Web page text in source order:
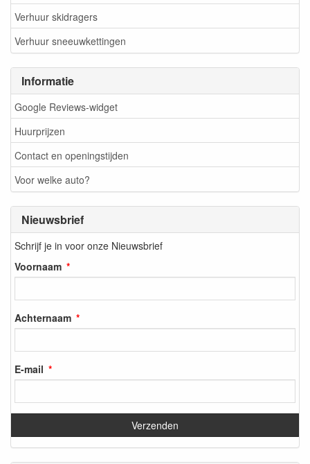
Verhuur skidragers
Verhuur sneeuwkettingen
Informatie
Google Reviews-widget
Huurprijzen
Contact en openingstijden
Voor welke auto?
Nieuwsbrief
Schrijf je in voor onze Nieuwsbrief
Voornaam
Achternaam
E-mail